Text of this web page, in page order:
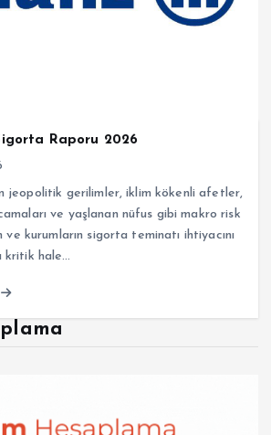
Raporu 2026
jeopolitik gerilimler, iklim kökenli afetler,
ve yaşlanan nüfus gibi makro risk
kurumların sigorta teminatı ihtiyacını
kritik hale…